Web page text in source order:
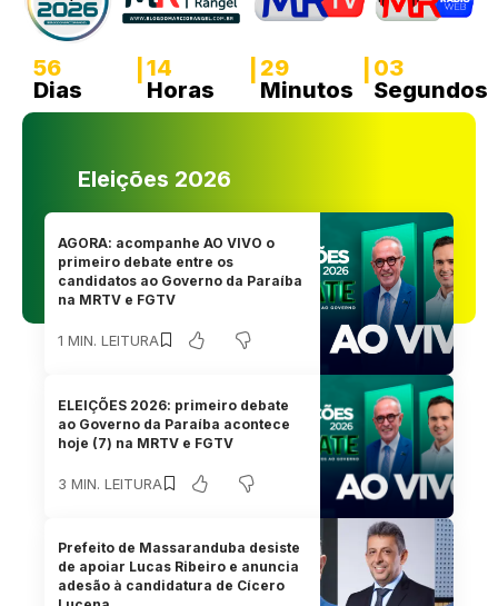
56
Dias
14
Horas
29
Minutos
01
Segundos
Eleições 2026
AGORA: acompanhe AO VIVO o
primeiro debate entre os
candidatos ao Governo da Paraíba
na MRTV e FGTV
1 MIN. LEITURA
ELEIÇÕES 2026: primeiro debate
ao Governo da Paraíba acontece
hoje (7) na MRTV e FGTV
3 MIN. LEITURA
Prefeito de Massaranduba desiste
de apoiar Lucas Ribeiro e anuncia
adesão à candidatura de Cícero